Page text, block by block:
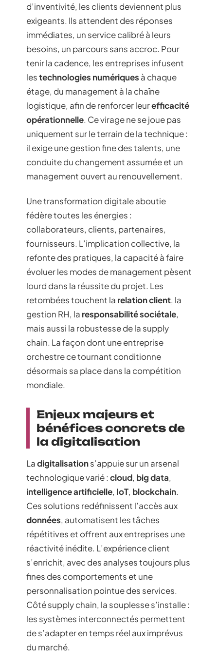
d’inventivité, les clients deviennent plus
exigeants. Ils attendent des réponses
immédiates, un service calibré à leurs
besoins, un parcours sans accroc. Pour
tenir la cadence, les entreprises infusent
lestechnologies numériques à chaque
étage, du management à la chaîne
logistique, afin de renforcer leurefficacité
opérationnelle. Ce virage ne se joue pas
uniquement sur le terrain de la technique :
il exige une gestion fine des talents, une
conduite du changement assumée et un
management ouvert au renouvellement.
Une transformation digitale aboutie
fédère toutes les énergies :
collaborateurs, clients, partenaires,
fournisseurs. L’implication collective, la
refonte des pratiques, la capacité à faire
évoluer les modes de management pèsent
lourd dans la réussite du projet. Les
retombées touchent la relation client, la
gestion RH, la responsabilité sociétale,
mais aussi la robustesse de la supply
chain. La façon dont une entreprise
orchestre ce tournant conditionne
désormais sa place dans la compétition
mondiale.
Enjeux majeurs et
bénéfices concrets de
la digitalisation
Ladigitalisations’appuie sur un arsenal
technologique varié : cloud, big data,
intelligence artificielle, IoT, blockchain.
Ces solutions redéfinissent l’accès aux
données, automatisent les tâches
répétitives et offrent aux entreprises une
réactivité inédite. L’expérience client
s’enrichit, avec des analyses toujours plus
fines des comportements et une
personnalisation pointue des services.
Côté supply chain, la souplesse s’installe :
les systèmes interconnectés permettent
de s’adapter en temps réel aux imprévus
du marché.